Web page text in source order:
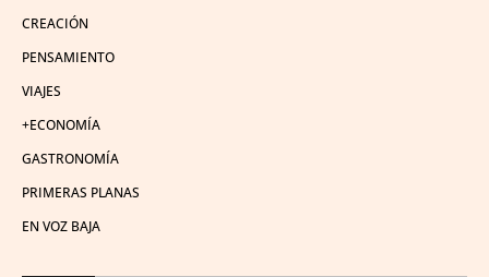
CREACIÓN
PENSAMIENTO
VIAJES
+ECONOMÍA
GASTRONOMÍA
PRIMERAS PLANAS
EN VOZ BAJA